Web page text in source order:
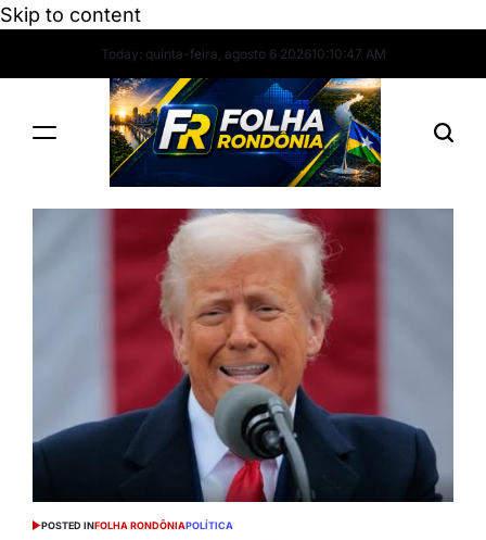
Skip to content
Today: quinta-feira, agosto 6 202610:10:48 AM
POSTED INFOLHA RONDÔNIAPOLÍTICA